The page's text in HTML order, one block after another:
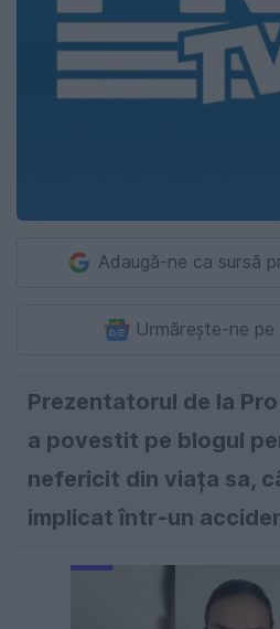
Adaugă-ne ca sursă
Urmărește-ne
Prezentatorul de la
a povestit pe blogul
nefericit din viața sa,
implicat într-un